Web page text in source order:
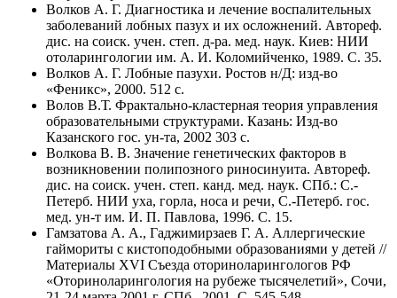
Волков А. Г. Диагностика и лечение воспалительных
заболеваний лобных пазух и их осложнений. Автореф.
дис. на соиск. учен. степ. д-ра. мед. наук. Киев: НИИ
отоларингологии им. А. И. Коломийченко, 1989. C. 35.
Волков А. Г. Лобные пазухи. Ростов н/Д: изд-во
«Феникс», 2000. 512 с.
Волов В.Т. Фрактально-кластерная теория управления
образовательными структурами. Казань: Изд-во
Казанского гос. ун-та, 2002 303 с.
Волкова В. В. Значение генетических факторов в
возникновении полипозного риносинуита. Автореф.
дис. на соиск. учен. степ. канд. мед. наук. СПб.: С.-
Петерб. НИИ уха, горла, носа и речи, С.-Петерб. гос.
мед. ун-т им. И. П. Павлова, 1996. C. 15.
Гамзатова А. А., Гаджимирзаев Г. А. Аллергические
гаймориты с кистоподобными образованиями у детей //
Материалы XVI Съезда оториноларингологов РФ
«Оториноларингология на рубеже тысячелетий», Сочи,